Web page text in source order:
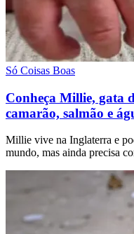
Só Coisas Boas
Conheça Millie, gata
camarão, salmão e
Millie vive na Inglaterra e
mundo, mas ainda precisa